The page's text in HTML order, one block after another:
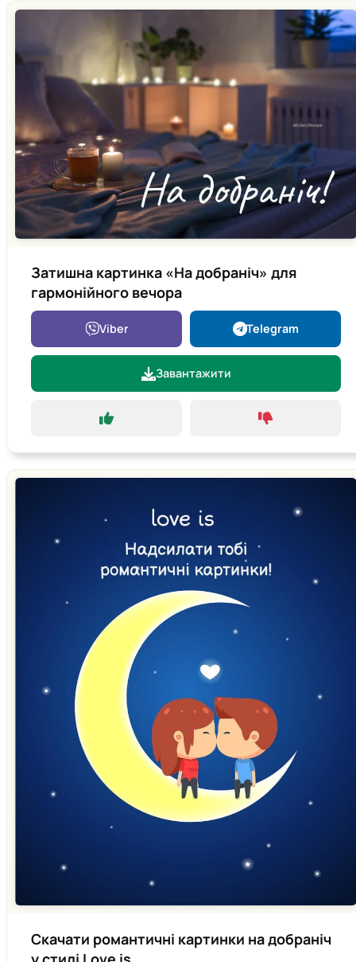
Затишна картинка «На добраніч» для
гармонійного вечора
Viber Telegram
Завантажити
Скачати романтичні картинки на добраніч